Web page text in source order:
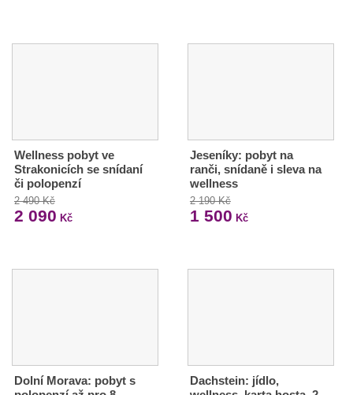
Wellness pobyt ve
Strakonicích se snídaní
či polopenzí
2 490 Kč
2 090 Kč
Jeseníky: pobyt na
ranči, snídaně i sleva na
wellness
2 190 Kč
1 500 Kč
Dolní Morava: pobyt s
Dachstein: jídlo,